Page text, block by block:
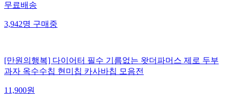
무료배송
3,942명 구매중
[만원의행복] 다이어터 필수 기름없는 왓더파머스 제로 두부
과자 옥수수칩 현미칩 카사바칩 모음전
11,900원